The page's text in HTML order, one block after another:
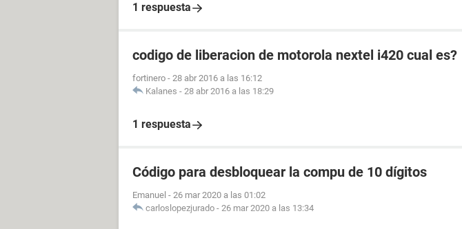
1 respuesta
codigo de liberacion de motorola nextel i420 cual es?
fortinero - 28 abr 2016 a las 16:12
Kalanes - 28 abr 2016 a las 18:29
1 respuesta
Código para desbloquear la compu de 10 dígitos
Emanuel - 26 mar 2020 a las 01:02
carloslopezjurado - 26 mar 2020 a las 13:34